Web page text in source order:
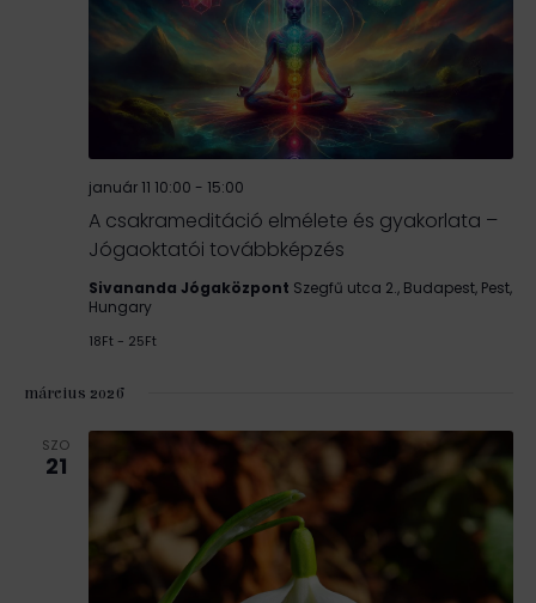
A csakrameditáció elmélete és gyakorlata –
Jógaoktatói továbbképzés
január 11 10:00 - 15:00
Sivananda Jógaközpont Szegfű utca 2., Budapest, Pest,
Hungary
18Ft - 25Ft
március 2026
SZO
21